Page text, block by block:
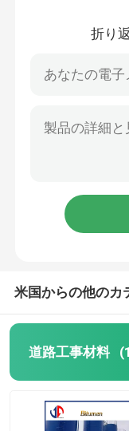
折り
米国からの他のカ
道路工事材料